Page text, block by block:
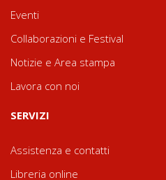
Eventi
Collaborazioni e Festival
Notizie e Area stampa
Lavora con noi
SERVIZI
Assistenza e contatti
Libreria online